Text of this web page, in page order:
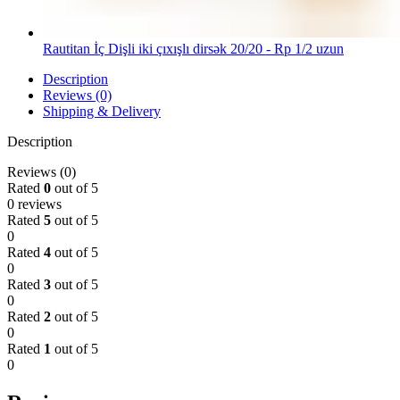
Rautitan İç Dişli iki çıxışlı dirsək 20/20 - Rp 1/2 uzun
Description
Reviews (0)
Shipping & Delivery
Description
Reviews (0)
Rated 0 out of 5
0 reviews
Rated 5 out of 5
0
Rated 4 out of 5
0
Rated 3 out of 5
0
Rated 2 out of 5
0
Rated 1 out of 5
0